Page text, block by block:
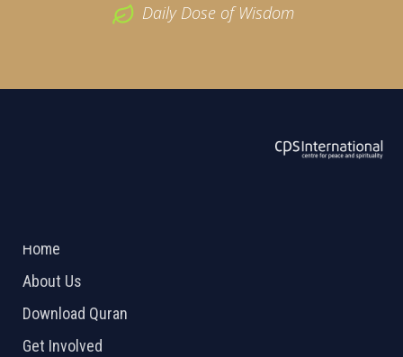
Daily Dose of Wisdom
Home
About Us
Download Quran
Get Involved